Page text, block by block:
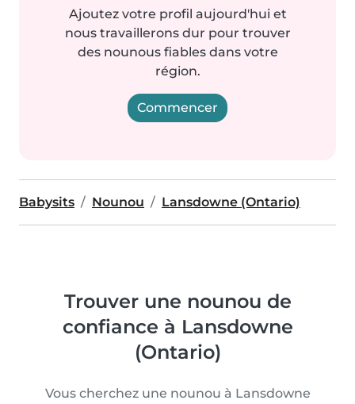
Ajoutez votre profil aujourd'hui et
nous travaillerons dur pour trouver
des nounous fiables dans votre
région.
Commencer
Babysits Nounou Lansdowne (Ontario)
Trouver une nounou de
confiance à Lansdowne
(Ontario)
Vous cherchez une nounou à Lansdowne